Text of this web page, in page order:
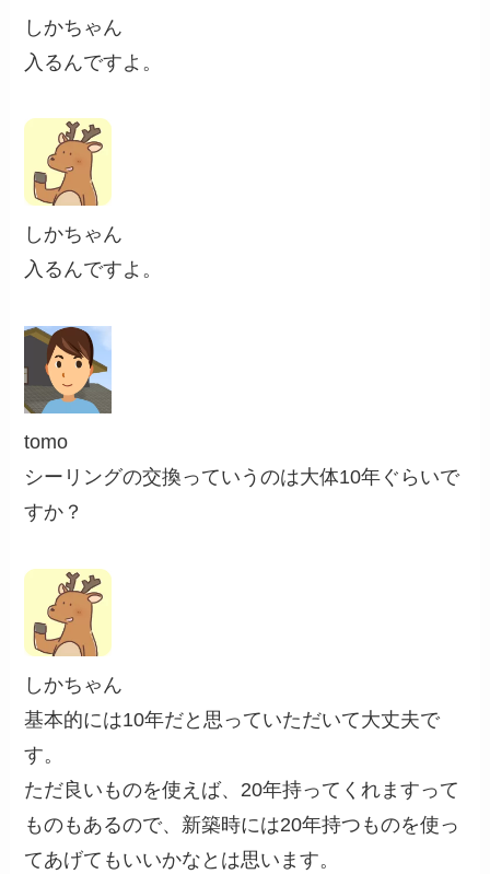
しかちゃん
入るんですよ。
しかちゃん
入るんですよ。
tomo
シーリングの交換っていうのは大体10年ぐらいで
すか？
しかちゃん
基本的には10年だと思っていただいて大丈夫で
す。
ただ良いものを使えば、20年持ってくれますって
ものもあるので、新築時には20年持つものを使っ
てあげてもいいかなとは思います。